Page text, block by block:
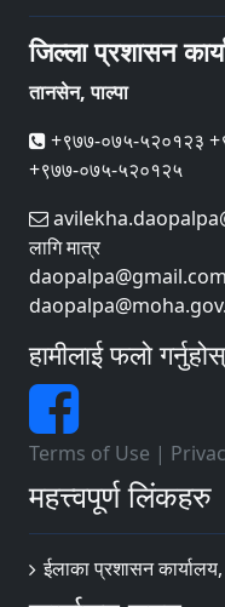
जिल्ला प्रशासन
तानसेन, पाल्पा
+९७७-०७५-५२०१२३
+९७७-०७५-५२०१२५
लागि मात्र
daopalpa@gmail.com
हामीलाई फलो गर्नुहोस्
Terms of Use |
महत्त्वपूर्ण लिंकहरु
ईलाका प्रशासन कार्यालय,